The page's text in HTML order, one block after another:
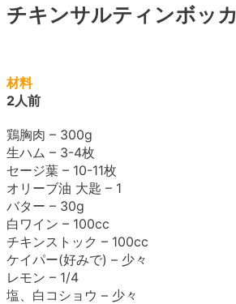
チキンサルティンボッカ
材料
2人前
鶏胸肉 – 300g
生ハム – 3-4枚
セージ葉 – 10-11枚
オリーブ油 大匙 – 1
バター – 30g
白ワイン – 100cc
チキンストック – 100cc
ケイパー(好みで) – 少々
レモン – 1/4
塩、白コショウ – 少々